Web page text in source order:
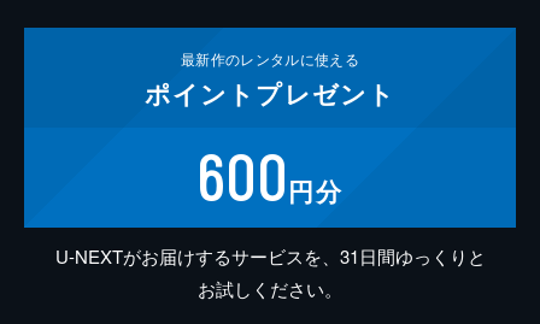
最新作のレンタルに使える
ポイント プレゼント
600円分
U-NEXTがお届けするサービスを、31日間ゆっくりと
お試しください。